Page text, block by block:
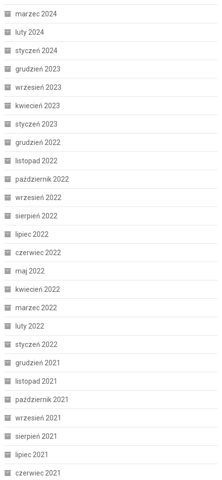
marzec 2024
luty 2024
styczeń 2024
grudzień 2023
wrzesień 2023
kwiecień 2023
styczeń 2023
grudzień 2022
listopad 2022
październik 2022
wrzesień 2022
sierpień 2022
lipiec 2022
czerwiec 2022
maj 2022
kwiecień 2022
marzec 2022
luty 2022
styczeń 2022
grudzień 2021
listopad 2021
październik 2021
wrzesień 2021
sierpień 2021
lipiec 2021
czerwiec 2021